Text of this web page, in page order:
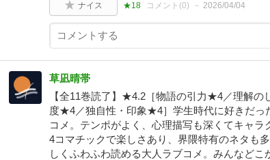
ナイス ★18 コメント(0) 2026/04/04
草凪晴帯
【全11巻読了】★4.2［物語の引力★4／理解
度★4／独自性・印象★4］学生時代に好きだっ
コメ。テンポがよく、心理描写も深くてキャ
4コマチックで楽しさあり、界隈特有のネタも
しくふわふわ読める大人ラブコメ。みんなど